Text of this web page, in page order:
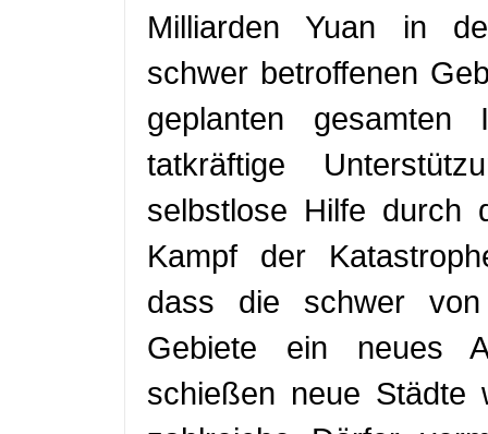
Milliarden Yuan in
schwer betroffenen
geplanten gesamten
tatkräftige
selbstlose Hilfe durch
Kampf der
dass die schwer von
Gebiete ein neues
schießen neue Städte